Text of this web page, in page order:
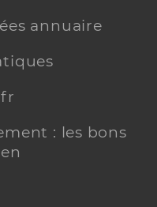
annuaire
: les bons